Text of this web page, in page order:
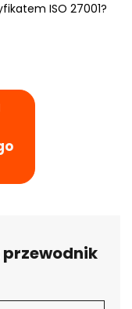
ISO 27001?